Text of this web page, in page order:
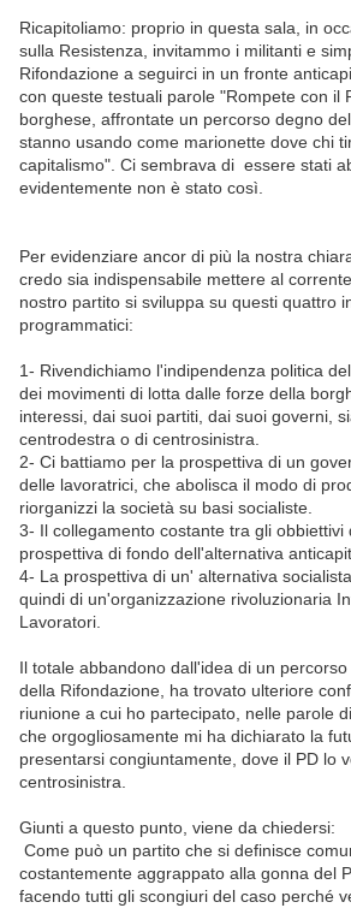
Ricapitoliamo: proprio in questa sala, in
sulla Resistenza, invitammo i militanti e
Rifondazione a seguirci in un fronte
con queste testuali parole "Rompete con il
borghese, affrontate un percorso degno
stanno usando come marionette dove chi
capitalismo". Ci sembrava di essere stati
evidentemente non è stato così.
Per evidenziare ancor di più la nostra
credo sia indispensabile mettere al
nostro partito si sviluppa su questi quattro
programmatici:
1- Rivendichiamo l'indipendenza politica
dei movimenti di lotta dalle forze della
interessi, dai suoi partiti, dai suoi governi,
centrodestra o di centrosinistra.
2- Ci battiamo per la prospettiva di un
delle lavoratrici, che abolisca il modo di
riorganizzi la società su basi socialiste.
3- Il collegamento costante tra gli obbiettivi
prospettiva di fondo dell'alternativa
4- La prospettiva di un' alternativa
quindi di un'organizzazione rivoluzionaria
Lavoratori.
Il totale abbandono dall'idea di un
della Rifondazione, ha trovato ulteriore
riunione a cui ho partecipato, nelle parole
che orgogliosamente mi ha dichiarato la
presentarsi congiuntamente, dove il PD lo
centrosinistra.
Giunti a questo punto, viene da chiedersi:
Come può un partito che si definisce
costantemente aggrappato alla gonna del
facendo tutti gli scongiuri del caso perché